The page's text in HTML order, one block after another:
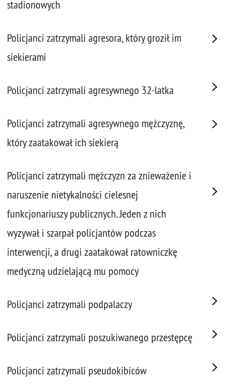
stadionowych
Policjanci zatrzymali agresora, który groził im
siekierami
Policjanci zatrzymali agresywnego 32-latka
Policjanci zatrzymali agresywnego mężczyznę,
który zaatakował ich siekierą
Policjanci zatrzymali mężczyzn za znieważenie i
naruszenie nietykalności cielesnej
funkcjonariuszy publicznych. Jeden z nich
wyzywał i szarpał policjantów podczas
interwencji, a drugi zaatakował ratowniczkę
medyczną udzielającą mu pomocy
Policjanci zatrzymali podpalaczy
Policjanci zatrzymali poszukiwanego przestępcę
Policjanci zatrzymali pseudokibiców